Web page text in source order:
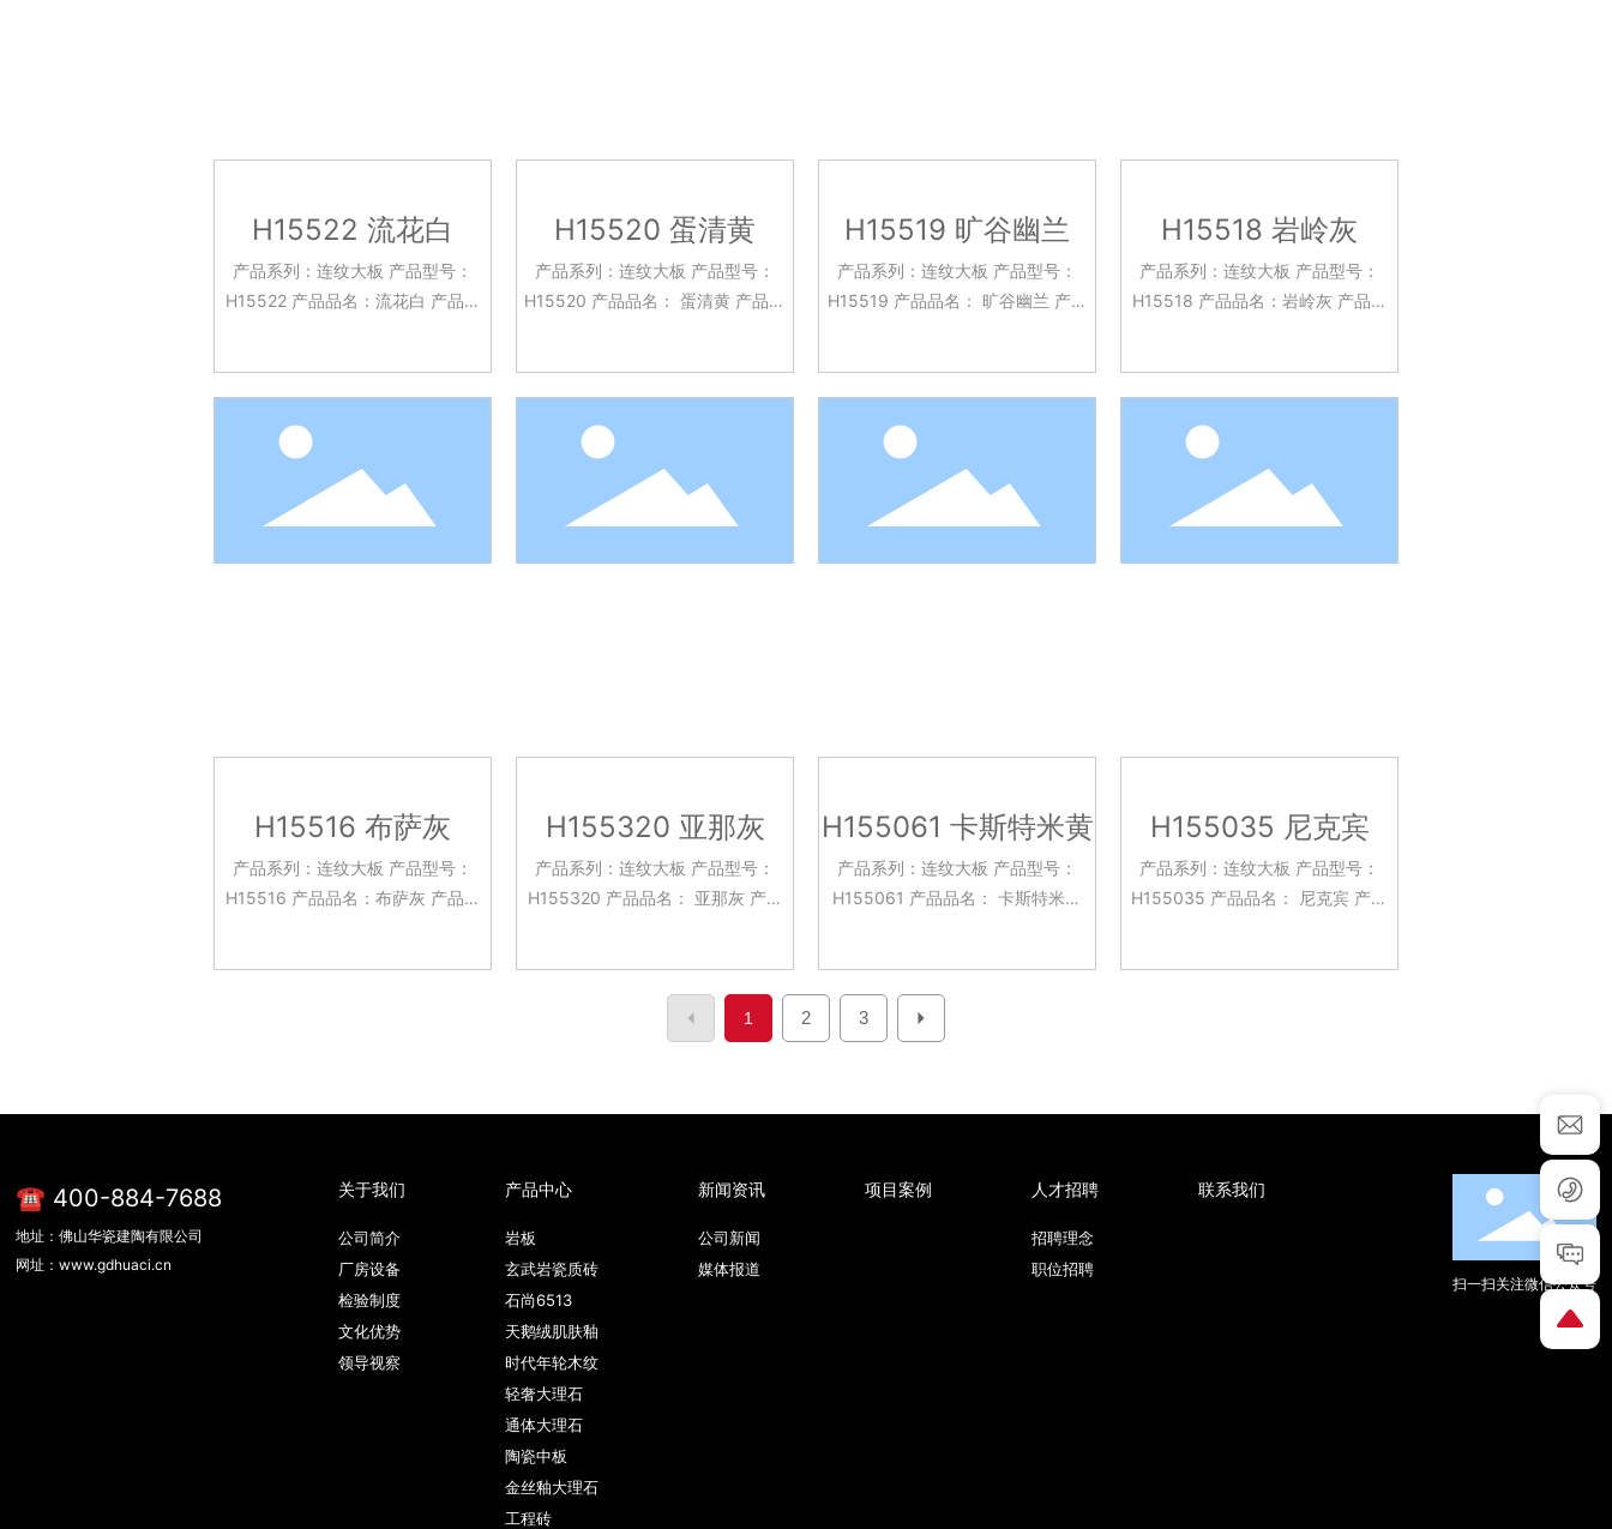
H15522 流花白
产品系列：连纹大板 产品型号：
H15522 产品品名：流花白 产品规
H15520 蛋清黄
产品系列：连纹大板 产品型号：
H15520 产品品名： 蛋清黄 产品规
H15519 旷谷幽兰
产品系列：连纹大板 产品型号：
H15519 产品品名： 旷谷幽兰 产品
H15518 岩岭灰
产品系列：连纹大板 产品型号：
H15518 产品品名：岩岭灰 产品规
H15516 布萨灰
产品系列：连纹大板 产品型号：
H15516 产品品名：布萨灰 产品规
H155320 亚那灰
产品系列：连纹大板 产品型号：
H155320 产品品名： 亚那灰 产品
H155061 卡斯特米黄
产品系列：连纹大板 产品型号：
H155061 产品品名： 卡斯特米黄
H155035 尼克宾
产品系列：连纹大板 产品型号：
H155035 产品品名： 尼克宾 产品
1 2 3
☎ 400-884-7688
地址：佛山华瓷建陶有限公司
网址：www.gdhuaci.cn
关于我们
公司简介
厂房设备
检验制度
文化优势
领导视察
产品中心
岩板
玄武岩瓷质砖
石尚6513
天鹅绒肌肤釉
时代年轮木纹
轻奢大理石
通体大理石
陶瓷中板
金丝釉大理石
工程砖
新闻资讯
公司新闻
媒体报道
项目案例 人才招聘
招聘理念
职位招聘
联系我们
扫一扫关注微信公众号